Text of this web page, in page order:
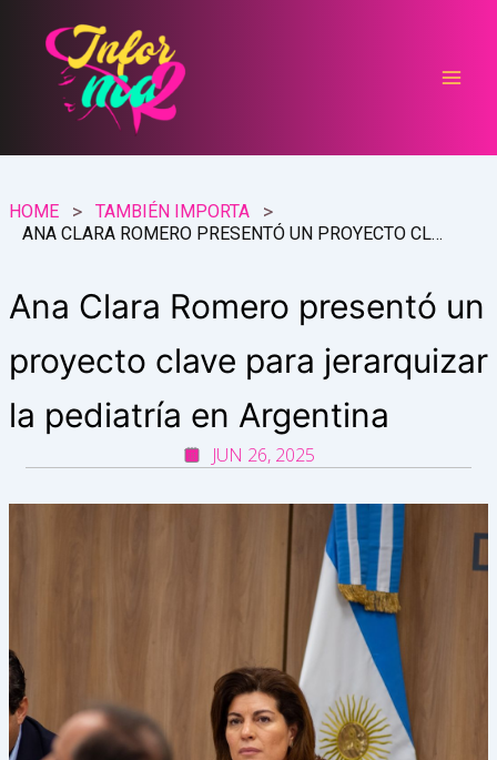
contenido
HOME
TAMBIÉN IMPORTA
ANA CLARA ROMERO PRESENTÓ UN PROYECTO CLAVE PARA JERARQUIZAR LA PEDIATRÍA EN ARGENTINA
Ana Clara Romero presentó un
proyecto clave para jerarquizar
la pediatría en Argentina
JUN 26, 2025